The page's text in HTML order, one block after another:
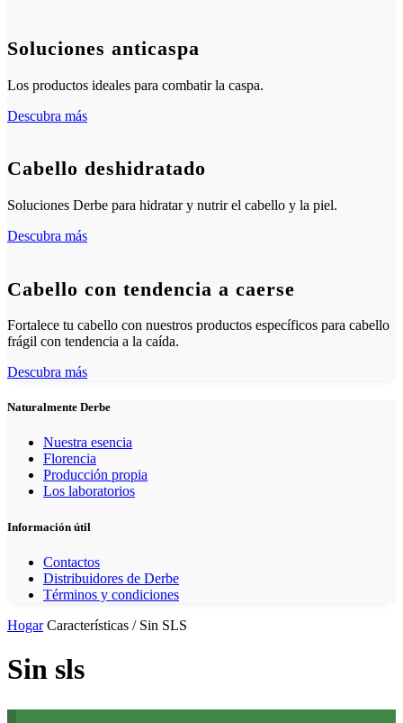
Soluciones anticaspa
Los productos ideales para combatir la caspa.
Descubra más
Cabello deshidratado
Soluciones Derbe para hidratar y nutrir el cabello y la piel.
Descubra más
Cabello con tendencia a caerse
Fortalece tu cabello con nuestros productos específicos para cabello
frágil con tendencia a la caída.
Descubra más
Naturalmente Derbe
Nuestra esencia
Florencia
Producción propia
Los laboratorios
Información útil
Contactos
Distribuidores de Derbe
Términos y condiciones
HogarCaracterísticas / Sin SLS
Sin sls